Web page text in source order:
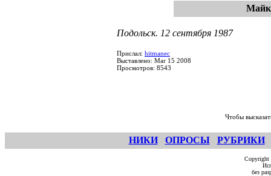
Майк
Подольск. 12 сентября 1987
Прислал: hitmanec
Выставлено: Mar 15 2008
Просмотров: 8543
Чтобы
НИКИ ОПРОСЫ РУБРИКИ
без